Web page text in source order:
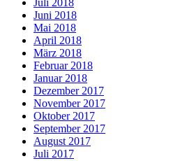
Juni 2018
Mai 2018
April 2018
März 2018
Februar 2018
Januar 2018
Dezember 2017
November 2017
Oktober 2017
September 2017
August 2017
Juli 2017